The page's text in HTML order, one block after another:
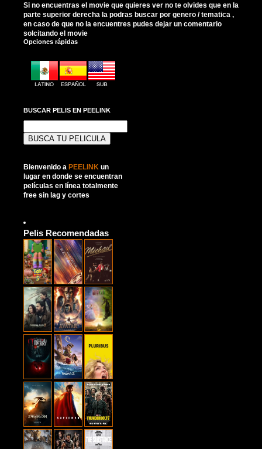
Si no encuentras el movie que quieres ver no te olvides que en la
parte superior derecha la podras buscar por genero / tematica ,
en caso de que no la encuentres pudes dejar un comentario
solcitando el movie
Opciones rápidas
BUSCAR PELIS EN PEELINK
Bienvenido a PEELINK un
lugar en donde se encuentran
películas en línea totalmente
free sin lag y cortes
Pelis Recomendadas